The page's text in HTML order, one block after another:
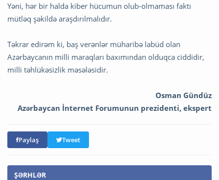
Yəni, hər bir halda kiber hücumun olub-olmaması faktı
mütləq şəkildə araşdırılmalıdır.
Təkrar edirəm ki, baş verənlər müharibə labüd olan
Azərbaycanın milli maraqları baxımından olduqca ciddidir,
milli təhlükəsizlik məsələsidir.
Osman Gündüz
Azərbaycan İnternet Forumunun prezidenti, ekspert
Paylaş Tweet
ŞƏRHLƏR